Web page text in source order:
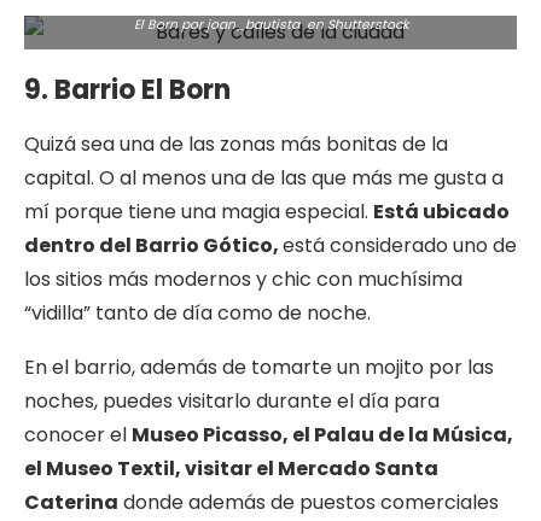
El Born por joan_bautista enShutterstock
9. Barrio El Born
Quizá sea una de las zonas más bonitas de la
capital. O al menos una de las que más me gusta a
mí porque tiene una magia especial. Está ubicado
dentro del Barrio Gótico,está considerado uno de
los sitios más modernos y chic con muchísima
“vidilla” tanto de día como de noche.
En el barrio, además de tomarte un mojito por las
noches, puedes visitarlo durante el día para
conocer el Museo Picasso, el Palau de la Música,
el Museo Textil, visitar el Mercado Santa
Caterina donde además de puestos comerciales